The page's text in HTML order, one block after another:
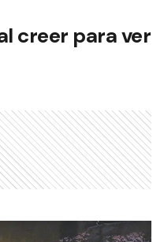
creer para ver